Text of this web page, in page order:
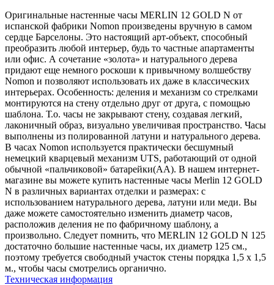
Оригинальные настенные часы MERLIN 12 GOLD N от
испанской фабрики Nomon произведены вручную в самом
сердце Барселоны. Это настоящий арт-объект, способный
преобразить любой интерьер, будь то частные апартаменты
или офис. А сочетание «золота» и натурального дерева
придают еще немного роскоши к привычному волшебству
Nomon и позволяют использовать их даже в классических
интерьерах. Особенность: деления и механизм со стрелками
монтируются на стену отдельно друг от друга, с помощью
шаблона. Т.о. часы не закрывают стену, создавая легкий,
лаконичный образ, визуально увеличивая пространство. Часы
выполнены из полированной латуни и натурального дерева.
В часах Nomon используется практически бесшумный
немецкий кварцевый механизм UTS, работающий от одной
обычной «пальчиковой» батарейки(AA). В нашем интернет-
магазине вы можете купить настенные часы Merlin 12 GOLD
N в различных вариантах отделки и размерах: с
использованием натурального дерева, латуни или меди. Вы
даже можете самостоятельно изменить диаметр часов,
расположив деления не по фабричному шаблону, а
произвольно. Следует помнить, что MERLIN 12 GOLD N 125
достаточно большие настенные часы, их диаметр 125 см.,
поэтому требуется свободный участок стены порядка 1,5 х 1,5
м., чтобы часы смотрелись органично.
Техническая информация